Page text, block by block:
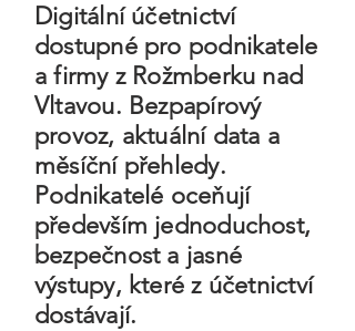
Digitální účetnictví
dostupné pro podnikatele
a firmy z Rožmberku nad
Vltavou. Bezpapírový
provoz, aktuální data a
měsíční přehledy.
Podnikatelé oceňují
především jednoduchost,
bezpečnost a jasné
výstupy, které z účetnictví
dostávají.